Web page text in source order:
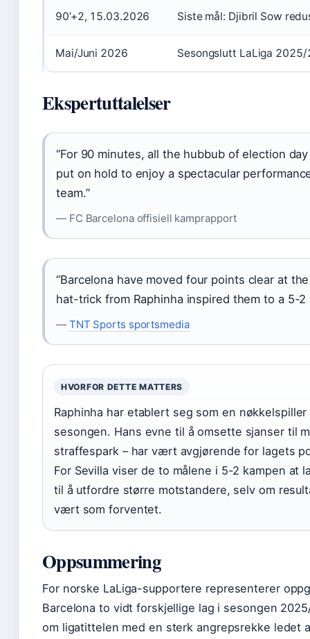
90’+2, 15.03.2026 Siste mål: Djibril Sow
Mai/Juni 2026 Sesongslutt LaLiga
Ekspertuttalelser
“For 90 minutes, all the hubbub of election
put on hold to enjoy a spectacular
team.”
— FC Barcelona offisiell kamprapport
“Barcelona have moved four points clear at
hat-trick from Raphinha inspired them to a 5-2
— TNT Sports sportsmedia
HVORFOR DETTE MATTERS
Raphinha har etablert seg som en
sesongen. Hans evne til å omsette sjanser til
straffespark – har vært avgjørende for lagets
For Sevilla viser de to målene i 5-2 kampen at
til å utfordre større motstandere, selv om
vært som forventet.
Oppsummering
For norske LaLiga-supportere representerer
Barcelona to vidt forskjellige lag i sesongen
om ligatittelen med en sterk angrepsrekke ledet